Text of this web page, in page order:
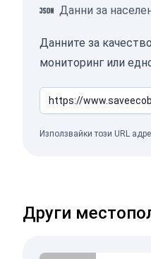
Данни за
Данните за
мониторинг или
Използвайки този URL
Други